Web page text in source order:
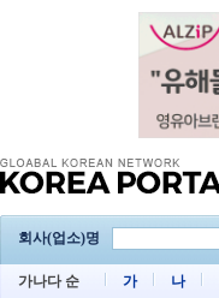
회사(업소)명
가나다 순 가 나